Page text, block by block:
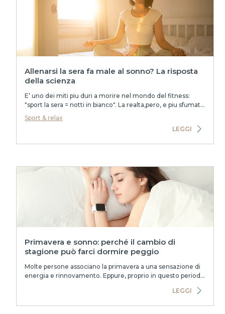
Allenarsi la sera fa male al sonno? La risposta
della scienza
E’ uno dei miti piu duri a morire nel mondo del fitness:
"sport la sera = notti in bianco". La realta,pero, e piu sfumata.
Una metanalisi del 2022 che...
Sport & relax
LEGGI
Primavera e sonno: perché il cambio di
stagione può farci dormire peggio
Molte persone associano la primavera a una sensazione di
energia e rinnovamento. Eppure, proprio in questo periodo
LEGGI